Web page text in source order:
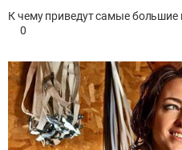
К чему приведут самые
0